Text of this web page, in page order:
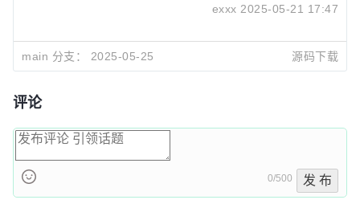
exxx 2025-05-21 17:47
main 分支： 2025-05-25 源码下载
评论
0/500 发 布